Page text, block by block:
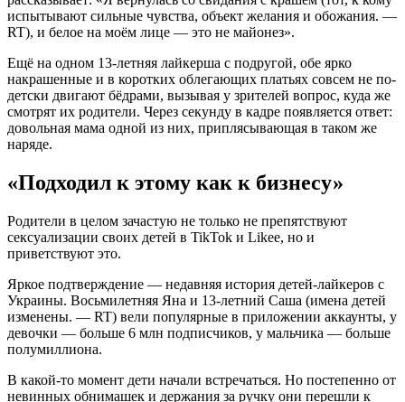
испытывают сильные чувства, объект желания и обожания. —
RT), и белое на моём лице — это не майонез».
Ещё на одном 13-летняя лайкерша с подругой, обе ярко
накрашенные и в коротких облегающих платьях совсем не по-
детски двигают бёдрами, вызывая у зрителей вопрос, куда же
смотрят их родители. Через секунду в кадре появляется ответ:
довольная мама одной из них, приплясывающая в таком же
наряде.
«Подходил к этому как к бизнесу»
Родители в целом зачастую не только не препятствуют
сексуализации своих детей в TikTok и Likee, но и
приветствуют это.
Яркое подтверждение — недавняя история детей-лайкеров с
Украины. Восьмилетняя Яна и 13-летний Саша (имена детей
изменены. — RT) вели популярные в приложении аккаунты, у
девочки — больше 6 млн подписчиков, у мальчика — больше
полумиллиона.
В какой-то момент дети начали встречаться. Но постепенно от
невинных обнимашек и держания за ручку они перешли к